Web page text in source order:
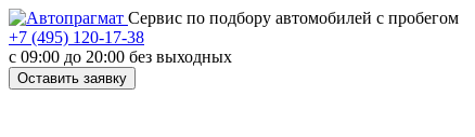
Cервис по подбору автомобилей с пробегом
+7 (495) 120-17-38
с 09:00 до 20:00 без выходных
Оставить заявку